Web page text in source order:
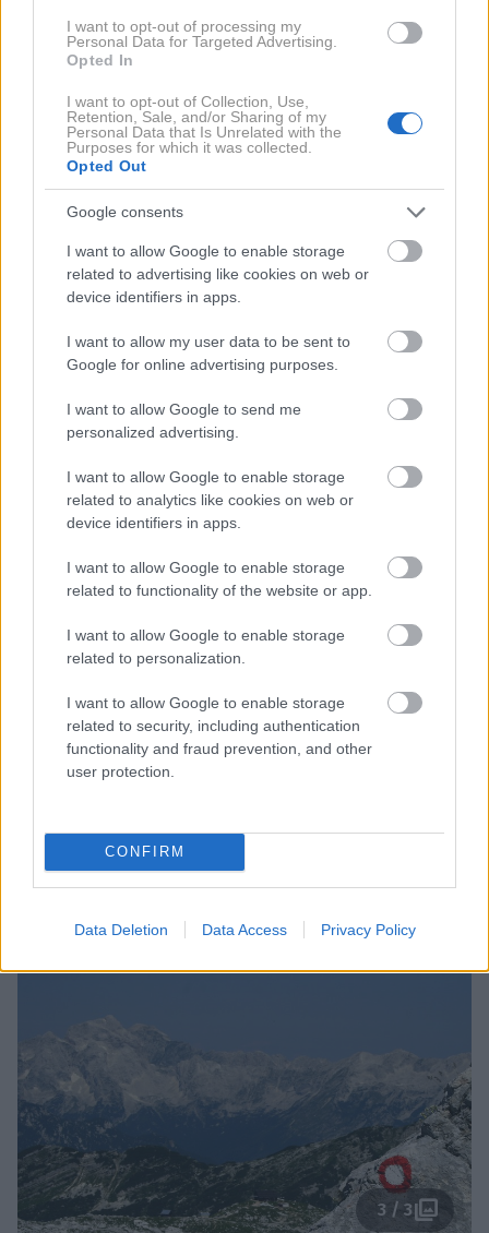
I want to opt-out of processing my
Personal Data for Targeted Advertising.
Opted In
I want to opt-out of Collection, Use,
Retention, Sale, and/or Sharing of my
Personal Data that Is Unrelated with the
Purposes for which it was collected.
Opted Out
Google consents
I want to allow Google to enable storage
related to advertising like cookies on web or
device identifiers in apps.
I want to allow my user data to be sent to
Google for online advertising purposes.
I want to allow Google to send me
personalized advertising.
I want to allow Google to enable storage
related to analytics like cookies on web or
device identifiers in apps.
I want to allow Google to enable storage
related to functionality of the website or app.
I want to allow Google to enable storage
related to personalization.
I want to allow Google to enable storage
related to security, including authentication
functionality and fraud prevention, and other
user protection.
CONFIRM
Data Deletion Data Access Privacy Policy
2 / 3
"Do danesplaninarjenje ostaja najbolj množičen
nacionalni šport,gore pa kraj sproščanja in druženja.
Nikoli iz mode, nikoli pozabljene," poudarjata avtorja
monografije in dodajata: "Knjiga Slovensko planinstvo
slikovnega materiala prinašavpogled v razvoj
planinstva pri naspreko prikaza prvih raziskovalcev
turizma, planinstva in alpinizma. Predstavljeni so
ključno vplivali na planinstvo v današnji obliki in
obsegu. Knjiga, ki jo mora imeti vsak ljubitelj gora ne
le na polici, ampak čim pogosteje tudi v rokah."
Alojz Knafelc velja zaočeta slovenske markacije
je bil 4. marca 1922 na občnem zboru SPD izvoljen v
osrednji odbor kot načelnik markacijskega odbora.
Na podlagi številnih poskusov in predlogov je
oblikoval enotni oznaki za označevanje planinskih
poti: markacijo, belo piko z rdečim kolobarjem, ki jo
danes imenujemo Knafelčeva markacija, njegov izum
V toku desetletij je Knafelčeva markacija kot
nepogrešljiva spremljevalka na planinskih poteh
3 / 3